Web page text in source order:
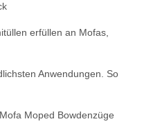
erfüllen an Mofas,
Anwendungen. So
Moped Bowdenzüge